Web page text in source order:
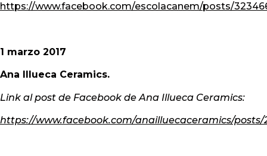
https://www.facebook.com/escolacanem/posts/
1 marzo 2017
Ana Illueca Ceramics.
Link al post de Facebook de Ana Illueca Ceramics:
https://www.facebook.com/anailluecaceramics/posts/